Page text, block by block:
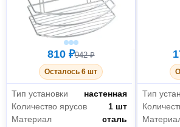
Строительные материалы
Строительная химия
810 ₽942 ₽
Осталось 6 шт
Тип установки
настенная
Количество ярусов
1 шт
Материал
сталь
Тип